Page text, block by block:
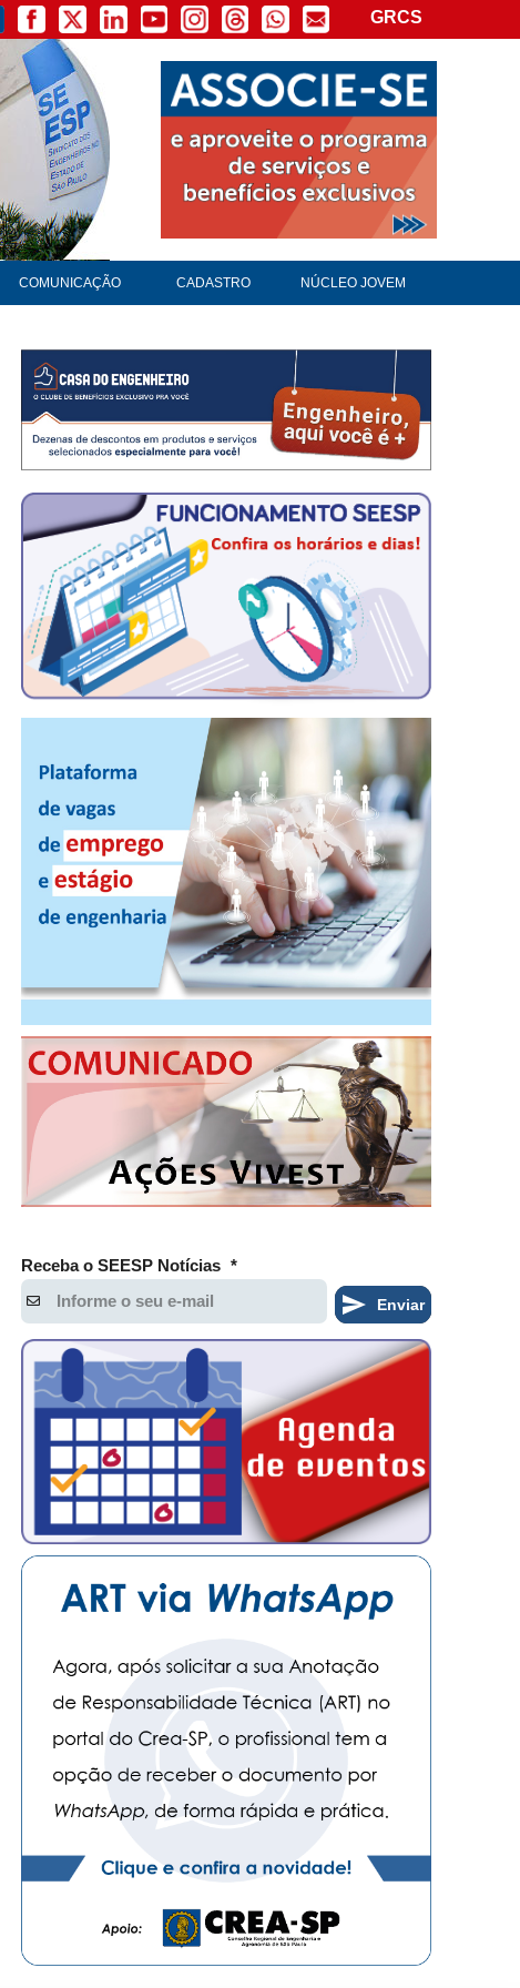
GRCS
COMUNICAÇÃO CADASTRO NÚCLEO JOVEM
Receba o SEESP Notícias *
Enviar